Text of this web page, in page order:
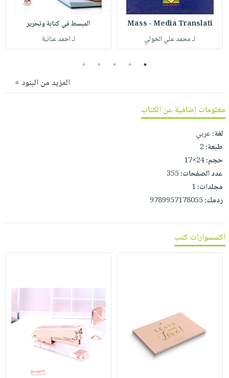
أطفال
مناسبات
فيديوهات
أسئلة
طرحها
وفرات
انشر
تواصل
معنا
عربة
التسوق
نشرة
Mass - Media Translati
لـ محمد علي الخولي
المبسط في كتابة وتحرير
لـ احمد عنانبة
1
2
3
4
5
المزيد من البنود »
معلومات إضافية عن الكتاب
لغة:عربي
طبعة:2
حجم:24×17
عدد الصفحات:355
مجلدات:1
ردمك:9789957178055
اكسسوارات كتب